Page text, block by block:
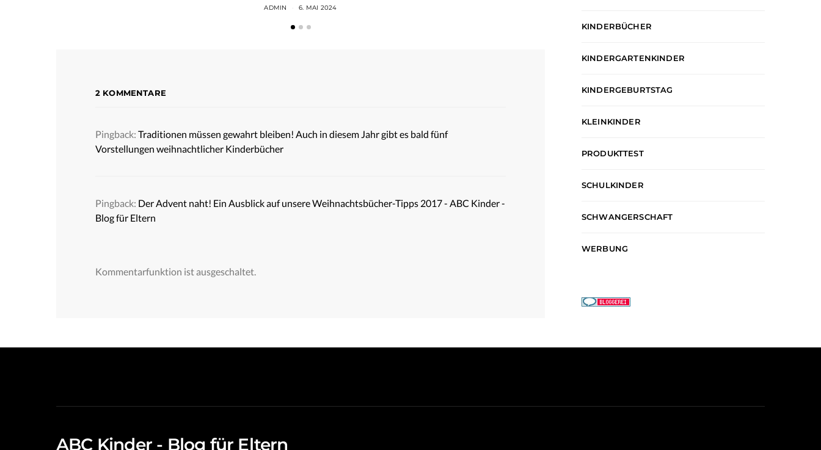
ADMIN 6. MAI 2024
2 KOMMENTARE
Pingback: Traditionen müssen gewahrt bleiben! Auch in diesem Jahr gibt es bald fünf
Vorstellungen weihnachtlicher Kinderbücher
Pingback: Der Advent naht! Ein Ausblick auf unsere Weihnachtsbücher-Tipps 2017 - ABC Kinder -
Blog für Eltern
Kommentarfunktion ist ausgeschaltet.
KINDERBÜCHER
KINDERGARTENKINDER
KINDERGEBURTSTAG
KLEINKINDER
PRODUKTTEST
SCHULKINDER
SCHWANGERSCHAFT
WERBUNG
ABC Kinder - Blog für Eltern